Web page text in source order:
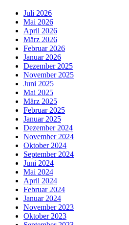
Juli 2026
Mai 2026
April 2026
März 2026
Februar 2026
Januar 2026
Dezember 2025
November 2025
Juni 2025
Mai 2025
März 2025
Februar 2025
Januar 2025
Dezember 2024
November 2024
Oktober 2024
September 2024
Juni 2024
Mai 2024
April 2024
Februar 2024
Januar 2024
November 2023
Oktober 2023